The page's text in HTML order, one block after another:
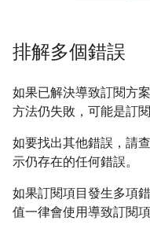
排解多個錯誤
如果已解決導致訂閱方
方法仍失敗，可能是訂
如要找出其他錯誤，請
示仍存在的任何錯誤。
如果訂閱項目發生多項錯
值一律會使用導致訂閱